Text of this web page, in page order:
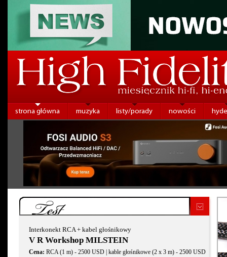
strona główna muzyka listy/porady nowości
Test
Interkonekt RCA + kabel głośnikowy
V R Workshop MILSTEIN
Cena: RCA (1 m) - 2500 USD | kable głośnikowe (2 x 3 m) - 2500 USD